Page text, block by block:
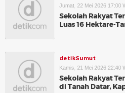
Jumat, 22 Mei 2026 17:00
Sekolah Rakyat
Luas 16 Hektare-
detikSumut
Kamis, 21 Mei 2026 22:40
Sekolah Rakyat
di Tanah Datar,